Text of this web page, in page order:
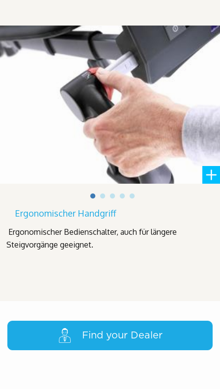
Ergonomischer Handgriff
Ergonomischer Bedienschalter, auch für längere
Steigvorgänge geeignet.
Find your Dealer